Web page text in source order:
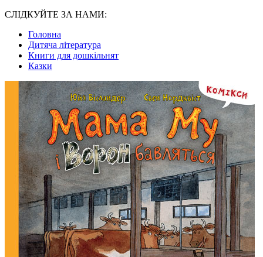
СЛІДКУЙТЕ ЗА НАМИ:
Головна
Дитяча література
Книги для дошкільнят
Казки